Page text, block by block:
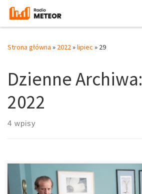
Przejdź do treści
Strona główna » 2022»lipiec » 29
Dzienne Archiwa:
2022
4 wpisy